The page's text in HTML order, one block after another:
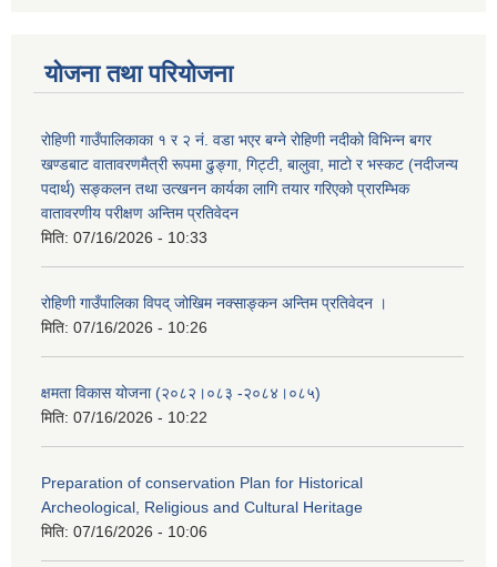
योजना तथा परियोजना
रोहिणी गाउँपालिकाका १ र २ नं. वडा भएर बग्ने रोहिणी नदीको विभिन्न बगर
खण्डबाट वातावरणमैत्री रूपमा ढुङ्गा, गिट्टी, बालुवा, माटो र भस्कट (नदीजन्य
पदार्थ) सङ्कलन तथा उत्खनन कार्यका लागि तयार गरिएको प्रारम्भिक
वातावरणीय परीक्षण अन्तिम प्रतिवेदन
मिति: 07/16/2026 - 10:33
रोहिणी गाउँपालिका विपद् जोखिम नक्साङ्कन अन्तिम प्रतिवेदन ।
मिति: 07/16/2026 - 10:26
क्षमता विकास योजना (२०८२।०८३‍ -२०८४।०८५)
मिति: 07/16/2026 - 10:22
Preparation of conservation Plan for Historical
Archeological, Religious and Cultural Heritage
मिति: 07/16/2026 - 10:06